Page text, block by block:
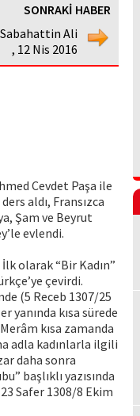
SONRAKİ HABER
Sabahattin Ali
, 12 Nis 2016
Cevdet Paşa ile
aldı, Fransızca
Şam ve Beyrut
evlendi.
olarak “Bir Kadın”
çevirdi.
(5 Receb 1307/25
yanında kısa sürede
kısa zamanda
adla kadınlarla ilgili
daha sonra
başlıklı yazısında
Safer 1308/8 Ekim